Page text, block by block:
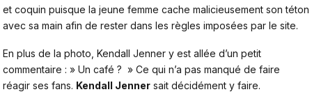
et coquin puisque la jeune femme cache malicieusement son téton
avec sa main afin de rester dans les règles imposées par le site.
En plus de la photo, Kendall Jenner y est allée d’un petit
commentaire : » Un café ? » Ce qui n’a pas manqué de faire
réagir ses fans. Kendall Jenner sait décidément y faire.